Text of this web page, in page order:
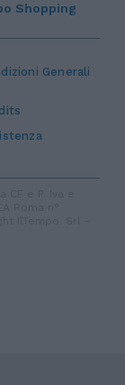
Generali
Shopping